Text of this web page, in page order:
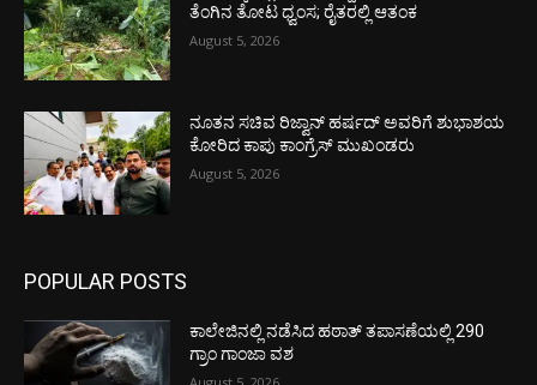
ತೆಂಗಿನ ತೋಟ ಧ್ವಂಸ; ರೈತರಲ್ಲಿ ಆತಂಕ
August 5, 2026
ನೂತನ ಸಚಿವ ರಿಜ್ವಾನ್ ಹರ್ಷದ್ ಅವರಿಗೆ ಶುಭಾಶಯ
ಕೋರಿದ ಕಾಪು ಕಾಂಗ್ರೆಸ್ ಮುಖಂಡರು
August 5, 2026
POPULAR POSTS
ಕಾಲೇಜಿನಲ್ಲಿ ನಡೆಸಿದ ಹಠಾತ್ ತಪಾಸಣೆಯಲ್ಲಿ 290
ಗ್ರಾಂ ಗಾಂಜಾ ವಶ